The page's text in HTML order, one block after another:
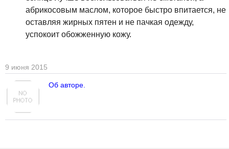
абрикосовым маслом, которое быстро впитается, не
оставляя жирных пятен и не пачкая одежду,
успокоит обожженную кожу.
9 июня 2015
Об авторе.